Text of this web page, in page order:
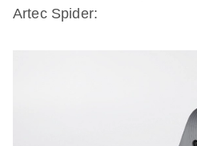
Artec Spider: